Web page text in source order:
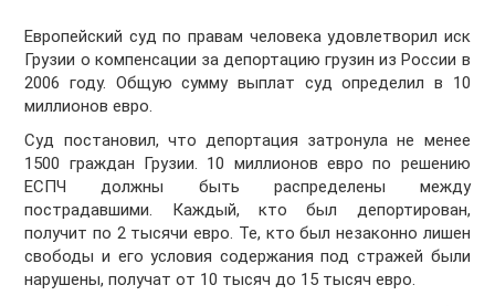
Европейский суд по правам человека удовлетворил иск
Грузии о компенсации за депортацию грузин из России в
2006 году. Общую сумму выплат суд определил в 10
миллионов евро.
Суд постановил, что депортация затронулане менее
1500 граждан Грузии. 10 миллионов евро по решению
ЕСПЧ должны быть распределены между
пострадавшими. Каждый, кто был депортирован,
получит по 2 тысячи евро. Те, кто был незаконно лишен
свободы и его условия содержания под стражей были
нарушены, получат от 10 тысяч до 15 тысяч евро.